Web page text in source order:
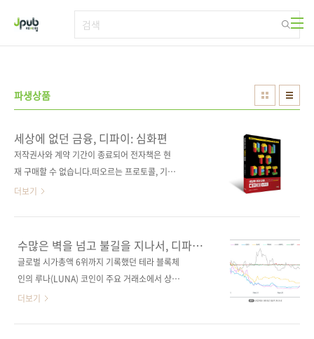
파생상품
세상에 없던 금융, 디파이: 심화편
저작권사와 계약 기간이 종료되어 전자책은 현
재 구매할 수 없습니다.떠오르는 프로토콜, 기반
기술, 해킹 사례 등 가장 깊이 들여다보는 디파이
[쿠팡] 전자책 구매 사이트(가나다순)교보문고 /
구글북스 / 리디북스 / 알라딘 / 예스이십사 출판
사 제이펍저작권사 Gecko Lab 원서명 How to
상에 없던 금융, 디파이: 심화편부제 DEX, 스테
이블코인, 대출부터 인덱스, 애그리게이터까지
더보기
수많은 벽을 넘고 불길을 지나서, 디파이
심화편
글로벌 시가총액 6위까지 기록했던 테라 블록체
인의 루나(LUNA) 코인이 주요 거래소에서 상장
폐지되는 초유의 사건이 발생했습니다. 일주일
더보기